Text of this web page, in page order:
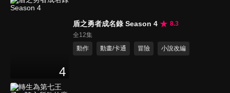
4
盾之勇者成名錄 Season 4
8.3
全12集
動作
動畫/卡通 冒險 小說改編